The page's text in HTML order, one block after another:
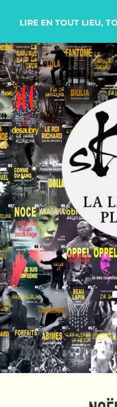
LIRE EN TOUT LIEU,